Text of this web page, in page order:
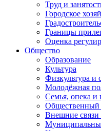
Труд и
Городское
Границы
Оценка
Общество
Образование
Культура
Физкультура и
Молодёжная
Семья, опека и
Общественный
Внешние связи